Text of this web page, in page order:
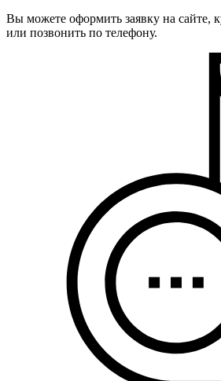
Вы можете оформить заявку на сайте,
или позвонить по телефону.